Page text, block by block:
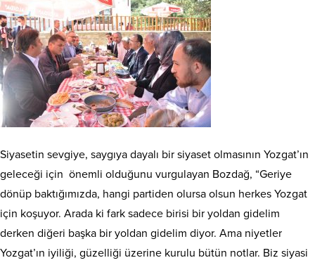
Siyasetin sevgiye, saygıya dayalı bir siyaset olmasının Yozgat’ın
geleceği için önemli olduğunu vurgulayan Bozdağ, “Geriye
dönüp baktığımızda, hangi partiden olursa olsun herkes Yozgat
için koşuyor. Arada ki fark sadece birisi bir yoldan gidelim
derken diğeri başka bir yoldan gidelim diyor. Ama niyetler
Yozgat’ın iyiliği, güzelliği üzerine kurulu bütün notlar. Biz siyasi